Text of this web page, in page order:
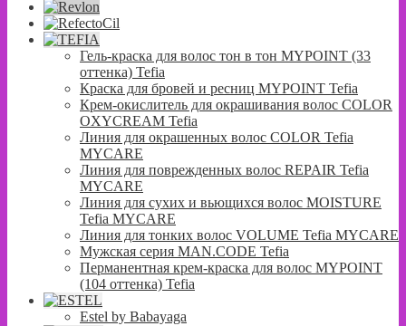
Гель-краска для волос тон в тон MYPOINT (33
оттенка) Tefia
Краска для бровей и ресниц MYPOINT Tefia
Крем-окислитель для окрашивания волос COLOR
OXYCREAM Tefia
Линия для окрашенных волос COLOR Tefia
MYCARE
Линия для поврежденных волос REPAIR Tefia
MYCARE
Линия для сухих и вьющихся волос MOISTURE
Tefia MYCARE
Линия для тонких волос VOLUME Tefia MYCARE
Мужская серия MAN.CODE Tefia
Перманентная крем-краска для волос MYPOINT
(104 оттенка) Tefia
Estel by Babayaga